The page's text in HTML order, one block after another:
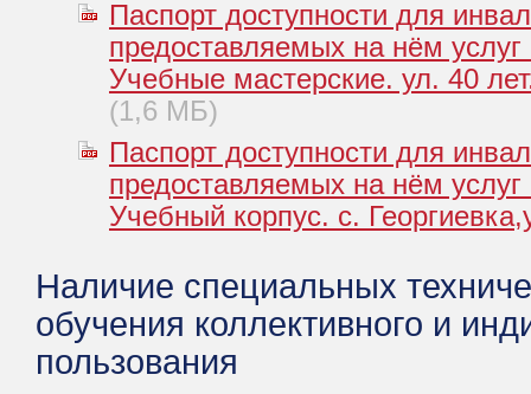
Паспорт доступности для
предоставляемых на нём
Учебные мастерские. ул. 40
(1,6 МБ)
Паспорт доступности для
предоставляемых на нём
Учебный корпус. с.
Наличие специальных
обучения коллективного и
пользования